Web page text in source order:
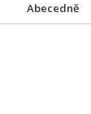
Abecedně